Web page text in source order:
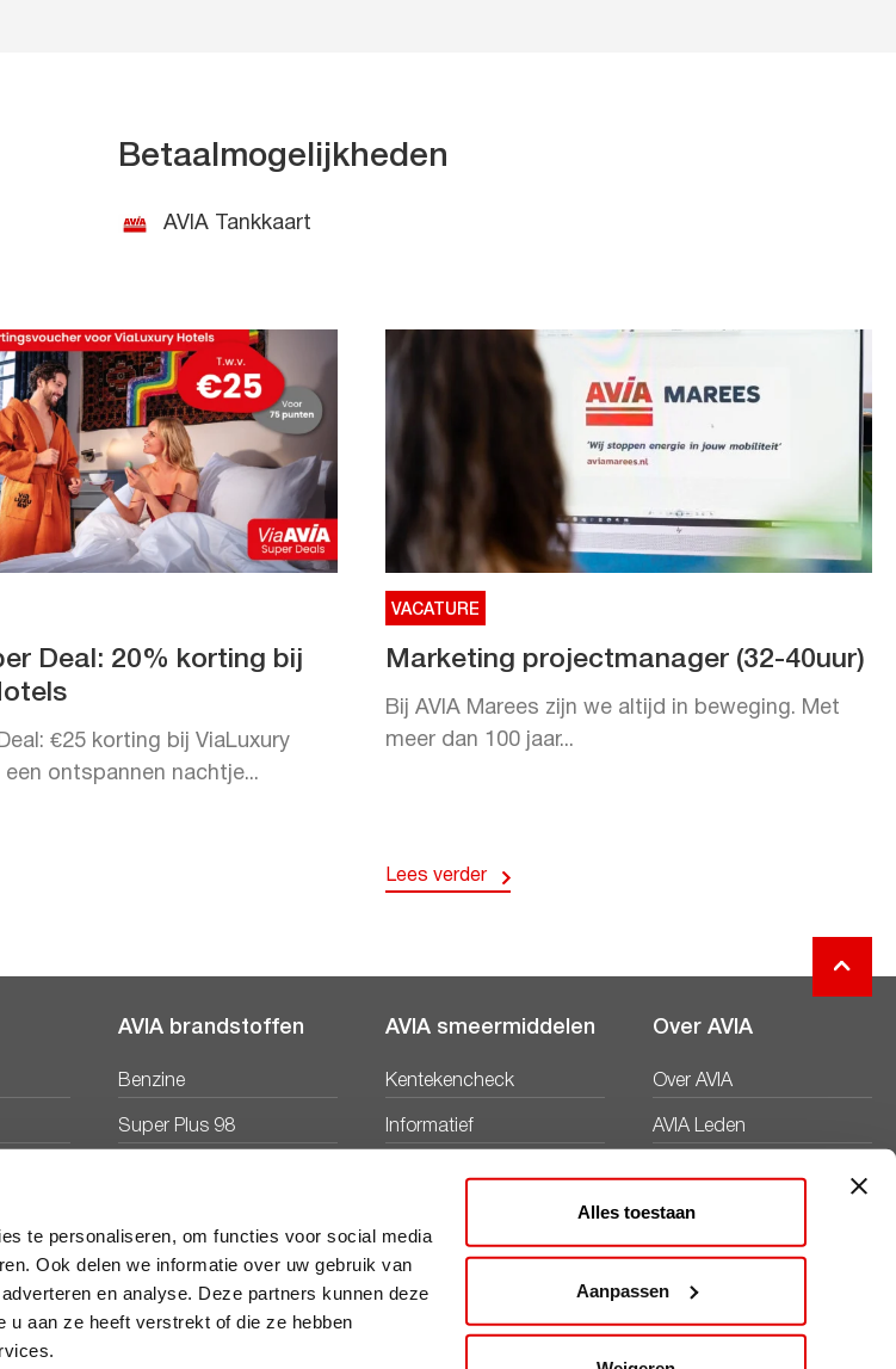
te personaliseren, om functies voor social media
Ook delen we informatie over uw gebruik van
en analyse. Deze partners kunnen deze
u aan ze heeft verstrekt of die ze hebben
Alles toestaan
Aanpassen
Betaalmogelijkheden
AVIA Tankkaart
Deal: 20% korting bij
€25 korting bij ViaLuxury
een ontspannen nachtje...
VACATURE
Marketing projectmanager (32-40uur)
Bij AVIA Marees zijn we altijd in beweging. Met
meer dan 100 jaar...
Lees verder
AVIA brandstoffen
Benzine
Super Plus 98
AVIA smeermiddelen
Kentekencheck
Informatief
Over AVIA
Over AVIA
AVIA Leden
Duurzaamheid
Werken bij